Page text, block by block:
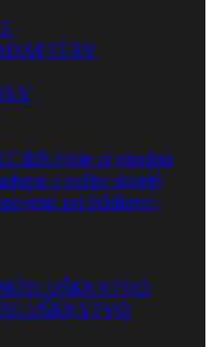
Nájdite si vhodnú
a zažite skvelý
pri štúdiovej,